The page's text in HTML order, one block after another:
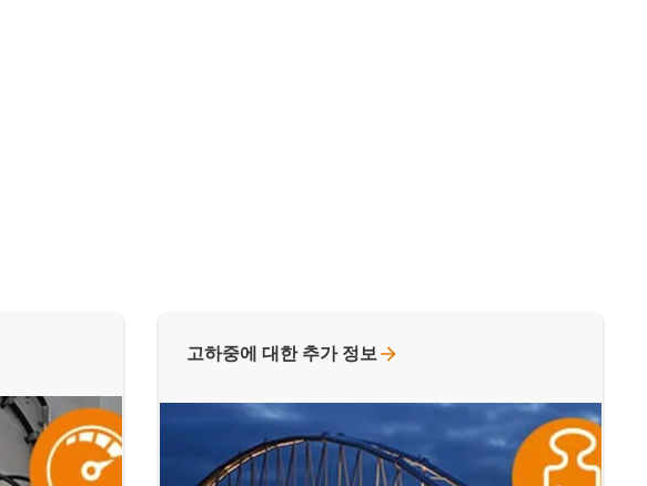
고하중에 대한 추가 정보